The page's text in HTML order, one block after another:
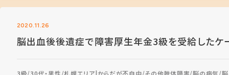
2020.11.26
脳出血後後遺症で障害厚生年金3級を受給したケ
3級 30代・男性 札幌エリア からだが不自由 その他肢体障害 脳の病気